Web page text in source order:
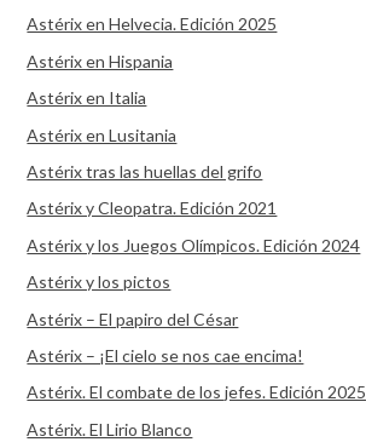
Astérix en Helvecia. Edición 2025
Astérix en Hispania
Astérix en Italia
Astérix en Lusitania
Astérix tras las huellas del grifo
Astérix y Cleopatra. Edición 2021
Astérix y los Juegos Olímpicos. Edición 2024
Astérix y los pictos
Astérix – El papiro del César
Astérix – ¡El cielo se nos cae encima!
Astérix. El combate de los jefes. Edición 2025
Astérix. El Lirio Blanco